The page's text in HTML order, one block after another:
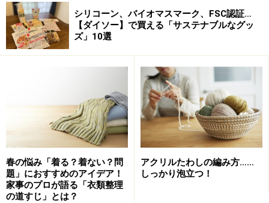
3．縦に二つ割りします。
4．さらに縦に二つに割って、種とワタを取り除きま
す。
シリコーン、バイオマスマーク、FSC認証…
【ダイソー】で買える「サステナブルなグッ
ズ」10選
春の悩み「着る？着ない？問
題」におすすめのアイデア！
家事のプロが語る「衣類整理
の道すじ」とは？
アクリルたわしの編み方……
しっかり泡立つ！